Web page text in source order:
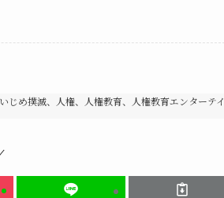
じめ撲滅、人権、人権教育、人権教育エンターテイ